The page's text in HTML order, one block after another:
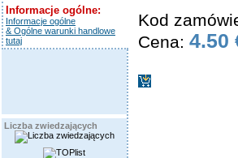
Informacje ogólne:
Informacje ogólne
& Ogólne warunki handlowe
tutaj
Liczba zwiedzających
Kod
Cena: 4.50